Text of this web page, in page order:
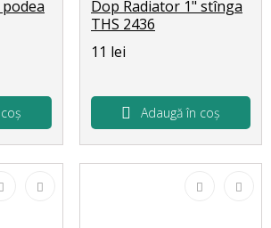
Dop Radiator 1" stînga
THS 2436
11 lei
Adaugă în coș